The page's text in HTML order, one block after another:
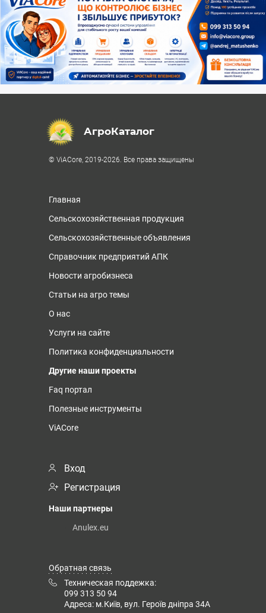
АгроКаталог
© ViACore, 2019-2026. Все права защищены
Главная
Сельскохозяйственная продукция
Сельскохозяйственные объявления
Справочник предприятий АПК
Новости агробизнеса
Статьи на агро темы
О нас
Услуги на сайте
Политика конфиденциальности
Другие наши проекты
Faq портал
Полезные инструменты
ViACore
Вход
Регистрация
Наши партнеры
Anulex.eu
Обратная связь
Техническая поддежка:
099 313 50 94
Адреса: м.Київ, вул. Героїв дніпра 34А